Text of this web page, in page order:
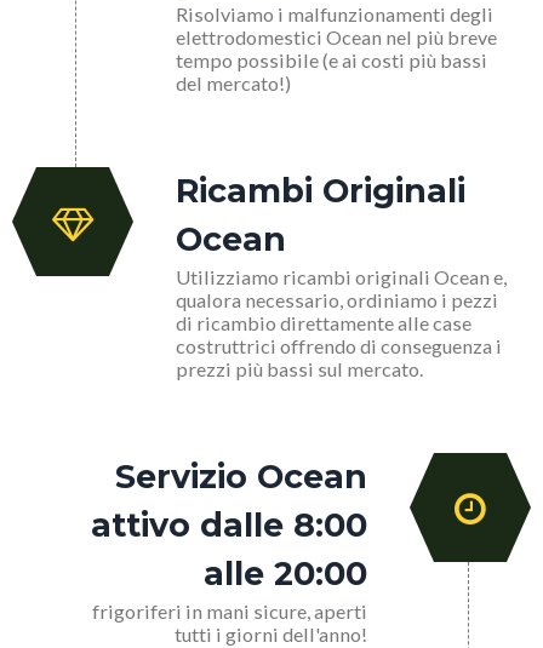
Risolviamo i malfunzionamenti degli
elettrodomestici Ocean nel più breve
tempo possibile (e ai costi più bassi
del mercato!)
Ricambi Originali
Ocean
Utilizziamo ricambi originali Ocean e,
qualora necessario, ordiniamo i pezzi
di ricambio direttamente alle case
costruttrici offrendo di conseguenza i
prezzi più bassi sul mercato.
Servizio Ocean
attivo dalle 8:00
alle 20:00
frigoriferi in mani sicure, aperti
tutti i giorni dell'anno!